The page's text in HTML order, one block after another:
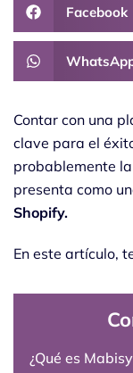
Facebook
Contar con una
clave para el
probablemente
presenta como
Shopify.
En este artículo,
¿Qué es